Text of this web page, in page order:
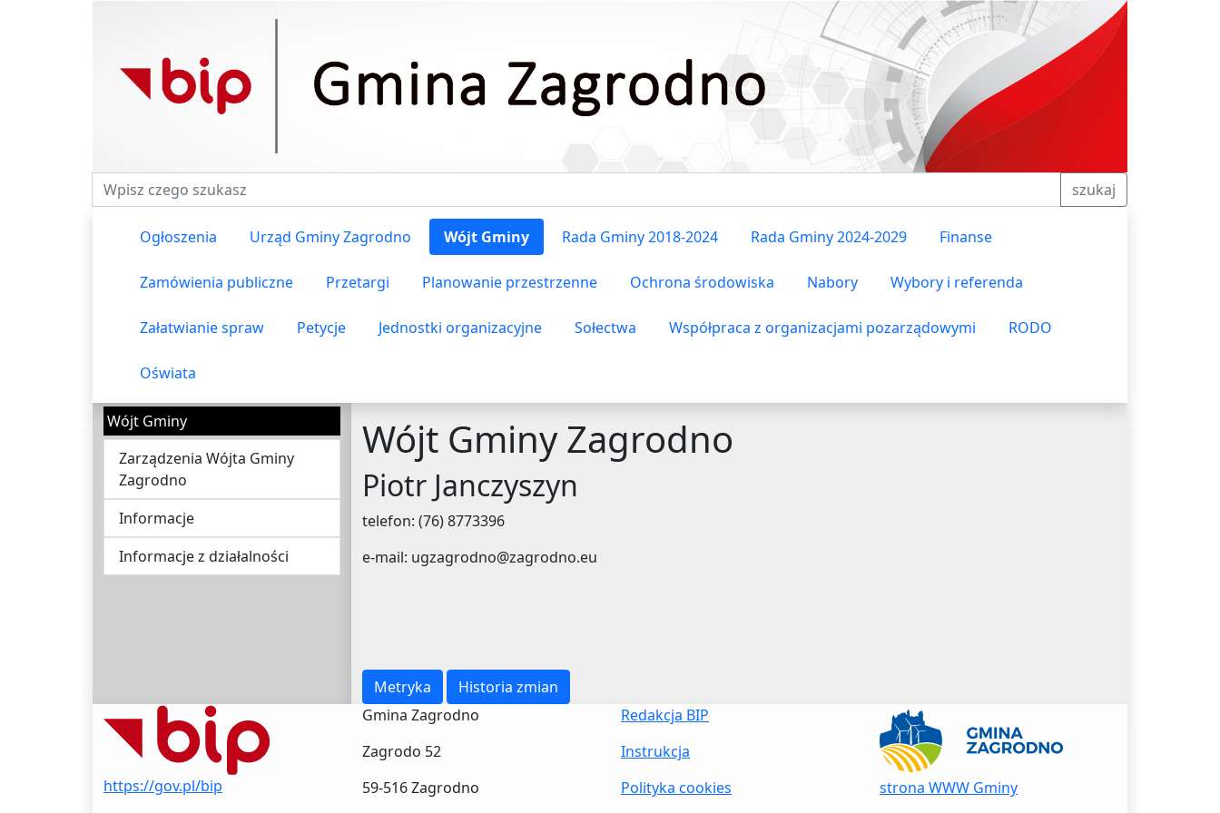
Fraza do wyszukiwania szukaj
Ogłoszenia Urząd Gminy Zagrodno Wójt Gminy Rada Gminy 2018-2024 Rada Gminy 2024-2029 Finanse
Zamówienia publiczne Przetargi Planowanie przestrzenne Ochrona środowiska Nabory Wybory i referenda
Załatwianie spraw Petycje Jednostki organizacyjne Sołectwa Współpraca z organizacjami pozarządowymi RODO
Oświata
Wójt Gminy
Zarządzenia Wójta Gminy
Zagrodno
Informacje
Informacje z działalności
Wójt Gminy Zagrodno
Piotr Janczyszyn
telefon: (76) 8773396
e-mail: ugzagrodno@zagrodno.eu
Metryka Historia zmian
https://gov.pl/bip
Gmina Zagrodno
Zagrodo 52
59-516 Zagrodno
Redakcja BIP
Instrukcja
Polityka cookies
strona WWW Gminy